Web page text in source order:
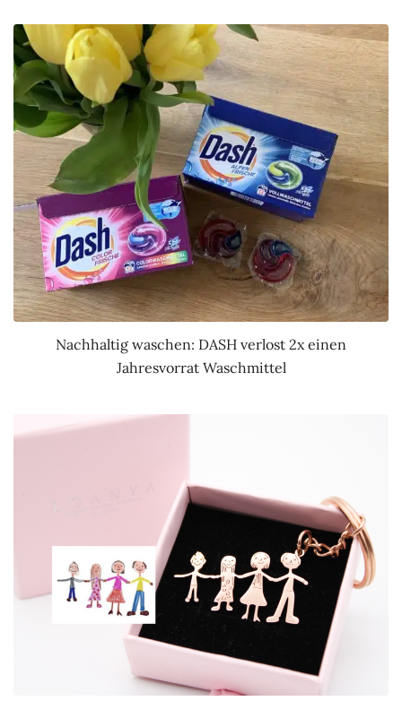
Nachhaltig waschen: DASH verlost 2x einen
Jahresvorrat Waschmittel